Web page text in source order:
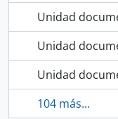
Unidad
Unidad
Unidad
104 más...